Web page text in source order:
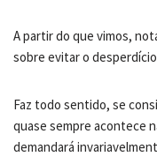
A partir do que vimos,
sobre evitar o
Faz todo sentido, se
quase sempre acontece
demandará